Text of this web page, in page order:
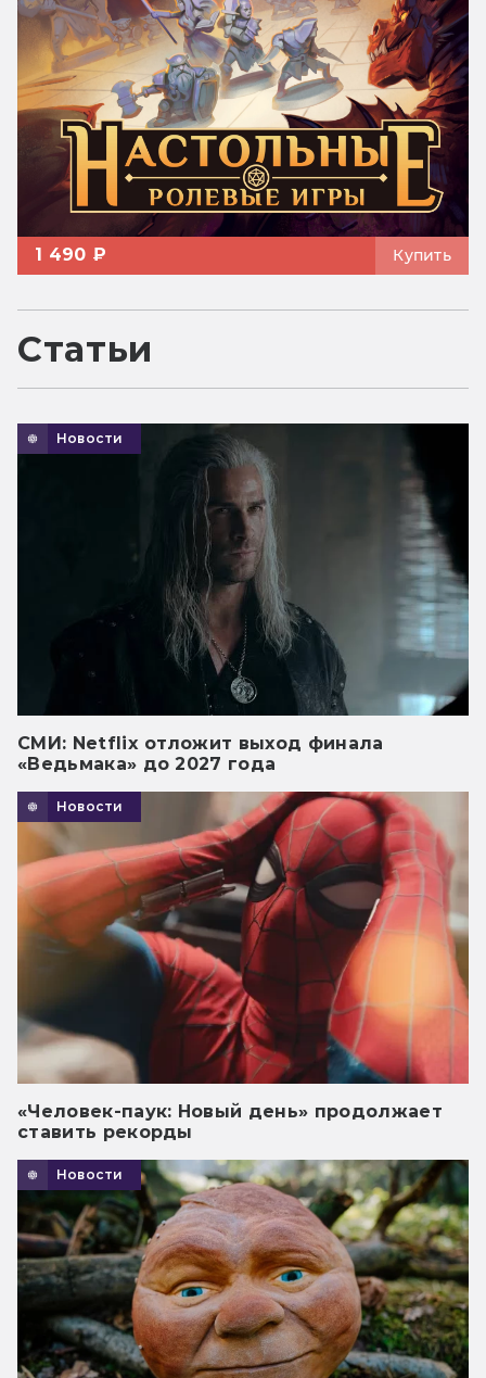
1 490 ₽ Купить
Статьи
Новости
СМИ: Netflix отложит выход финала
«Ведьмака» до 2027 года
Новости
«Человек-паук: Новый день» продолжает
ставить рекорды
Новости